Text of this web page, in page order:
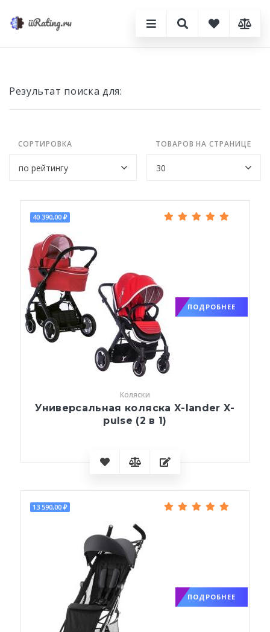
Результат поиска для:
СОРТИРОВКА ТОВАРОВ НА СТРАНИЦЕ
40 390,00 ₽
ПОДРОБНЕЕ
Коляски
Универсальная коляска X-lander X-
pulse (2 в 1)
13 590,00 ₽
ПОДРОБНЕЕ